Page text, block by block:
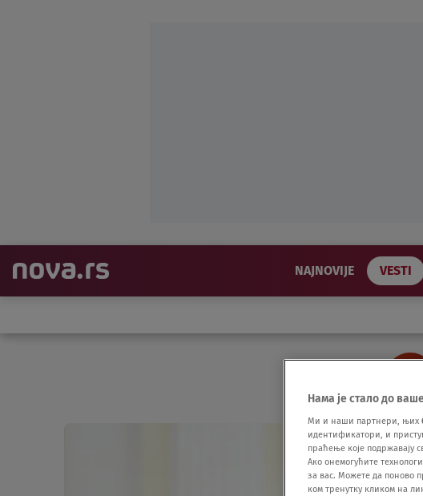
NAJNOVIJE VESTI
Нама је стало до
Ми и наши партнери, њих
идентификатори, и
праћење које подржавају
Ако онемогућите
за вас. Можете да поново
ком тренутку кликом на